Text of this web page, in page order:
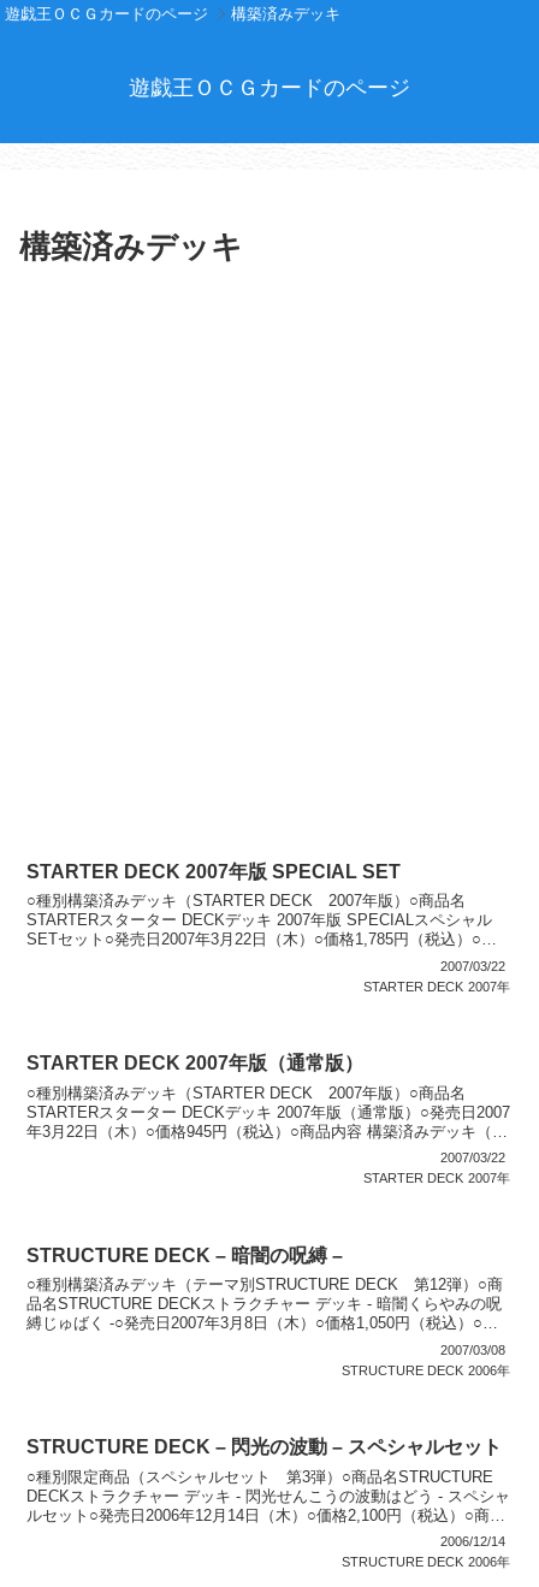
遊戯王ＯＣＧカードのページ 構築済みデッキ
遊戯王ＯＣＧカードのページ
構築済みデッキ
STARTER DECK 2007年版 SPECIAL SET
○種別構築済みデッキ（STARTER DECK 2007年版）○商品名
STARTERスターター DECKデッキ 2007年版 SPECIALスペシャル
SETセット○発売日2007年3月22日（木）○価格1,785円（税込）○商
2007/03/22
STARTER DECK 2007年
STARTER DECK 2007年版（通常版）
○種別構築済みデッキ（STARTER DECK 2007年版）○商品名
STARTERスターター DECKデッキ 2007年版（通常版）○発売日2007
年3月22日（木）○価格945円（税込）○商品内容 構築済みデッキ（デ
2007/03/22
STARTER DECK 2007年
STRUCTURE DECK – 暗闇の呪縛 –
○種別構築済みデッキ（テーマ別STRUCTURE DECK 第12弾）○商
品名STRUCTURE DECKストラクチャー デッキ - 暗闇くらやみの呪
縛じゅばく -○発売日2007年3月8日（木）○価格1,050円（税込）○商
2007/03/08
STRUCTURE DECK 2006年
STRUCTURE DECK – 閃光の波動 – スペシャルセット
○種別限定商品（スペシャルセット 第3弾）○商品名STRUCTURE
DECKストラクチャー デッキ - 閃光せんこうの波動はどう - スペシャ
ルセット○発売日2006年12月14日（木）○価格2,100円（税込）○商品
2006/12/14
STRUCTURE DECK 2006年